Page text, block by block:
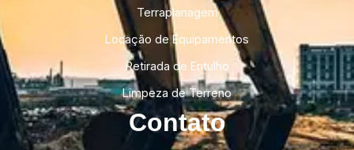
Terraplanagem
Locação de Equipamentos
Retirada de Entulho
Limpeza de Terreno
Contato